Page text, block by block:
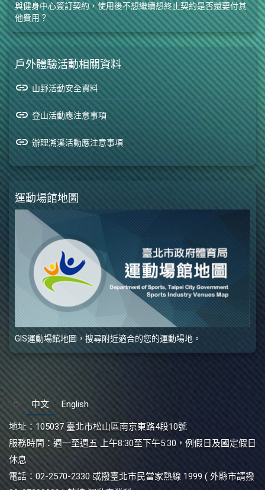
與健身中心簽訂契約，使用後不想繼續想終止契約是否還要付其
他費用？
戶外體驗活動相關資料
link 山野活動安全資料
link 登山活動應注意事項
link 辦理溯溪活動應注意事項
運動場館地圖
GIS運動場館地圖，搜尋附近適合的您的運動場地。
::: 中文 English
地址：105037 臺北市松山區南京東路4段10號
服務時間：週一至週五 上午8:30至下午5:30，例假日及國定假日
休息
電話：02-2570-2330 或撥臺北市民當家熱線 1999 ( 外縣市請撥